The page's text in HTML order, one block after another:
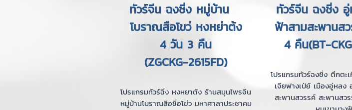
ทัวร์จีน ฉงชิ่ง หมู่บ้าน
โบราณสือโขว่ หงหย่าต้ง
4 วัน 3 คืน
(ZGCKG-2615FD)
โปรแกรมทัวร์ฉิ่ง หงหยาต้ง ร้านสมุนไพรจีน
หมู่บ้านโบราณสือชื่อโข่ว มหาศาลาประชาคม
ทัวร์จีน ฉงชิ่ง
ฟ้าสามสะพานส
4 คืน(BT-
โปรแกรมทัวร์ฉงชิ่ง ตึกตะ
เจียฟางเป่ย์ เมืองอู่หล
สะพานสวรรค์ สะพานสว